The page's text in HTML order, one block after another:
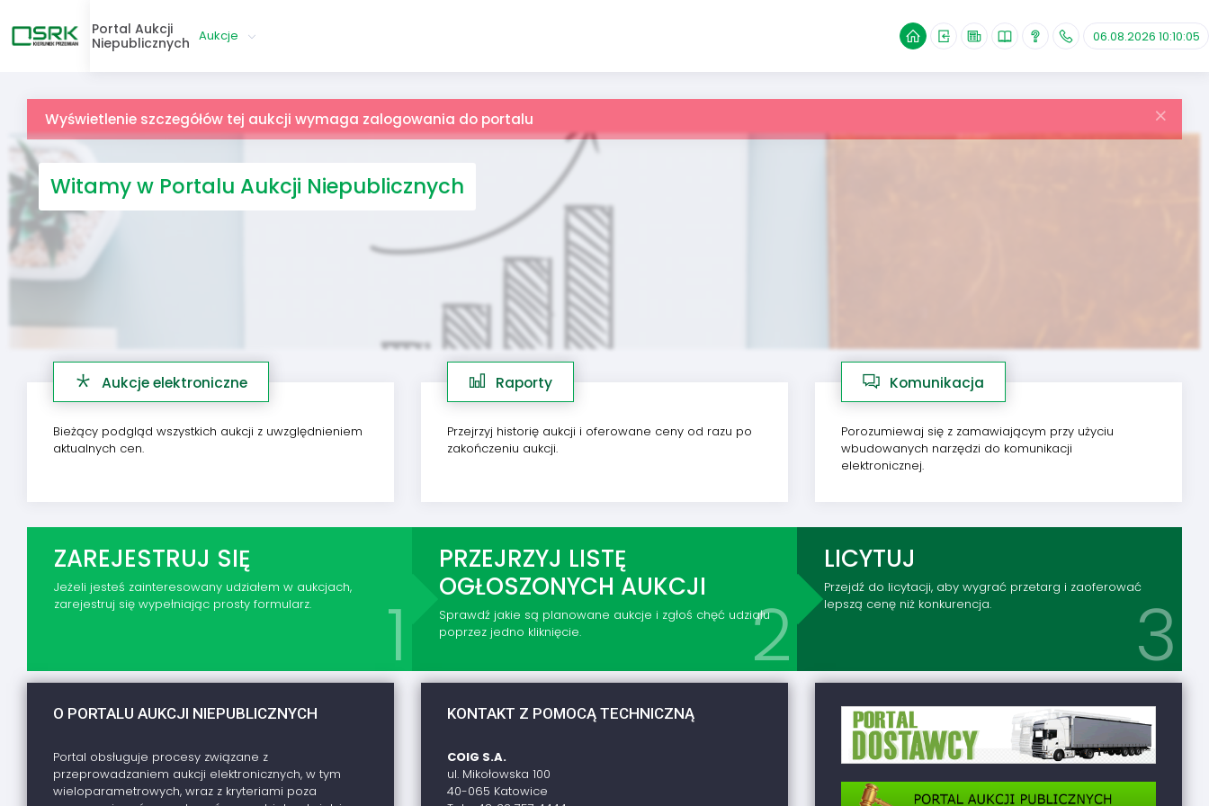
Portal Aukcji
Niepublicznych Aukcje 06.08.2026 10:10:05
Wyświetlenie szczegółów tej aukcji wymaga zalogowania do portalu
Witamy w Portalu Aukcji Niepublicznych
Aukcje elektroniczne
Bieżący podgląd wszystkich aukcji z uwzględnieniem
aktualnych cen.
Raporty
Przejrzyj historię aukcji i oferowane ceny od razu po
zakończeniu aukcji.
Komunikacja
Porozumiewaj się z zamawiającym przy użyciu
wbudowanych narzędzi do komunikacji
elektronicznej.
ZAREJESTRUJ SIĘ
Jeżeli jesteś zainteresowany udziałem w aukcjach,
zarejestruj się wypełniając prosty formularz.
PRZEJRZYJ LISTĘ
OGŁOSZONYCH AUKCJI
Sprawdź jakie są planowane aukcje i zgłoś chęć udziału
poprzez jedno kliknięcie.
LICYTUJ
Przejdź do licytacji, aby wygrać przetarg i zaoferować
lepszą cenę niż konkurencja.
O PORTALU AUKCJI NIEPUBLICZNYCH
Portal obsługuje procesy związane z
przeprowadzaniem aukcji elektronicznych, w tym
wieloparametrowych, wraz z kryteriami poza
KONTAKT Z POMOCĄ TECHNICZNĄ
COIG S.A.
ul. Mikołowska 100
40-065 Katowice